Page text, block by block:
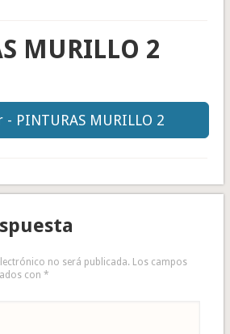
MURILLO 2
- PINTURAS MURILLO 2
no será publicada. Los campos
con *